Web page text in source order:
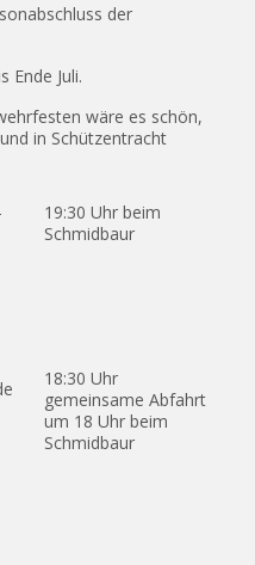
der
Ende Juli.
wäre es schön,
in Schützentracht
19:30 Uhr beim
Schmidbaur
18:30 Uhr
gemeinsame Abfahrt
um 18 Uhr beim
Schmidbaur